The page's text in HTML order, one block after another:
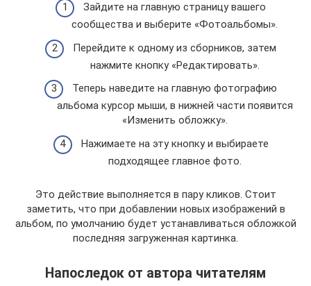
Зайдите на главную страницу вашего
сообщества и выберите «Фотоальбомы».
Перейдите к одному из сборников, затем
нажмите кнопку «Редактировать».
Теперь наведите на главную фотографию
альбома курсор мыши, в нижней части появится
«Изменить обложку».
Нажимаете на эту кнопку и выбираете
подходящее главное фото.
Это действие выполняется в пару кликов. Стоит
заметить, что при добавлении новых изображений в
альбом, по умолчанию будет устанавливаться обложкой
последняя загруженная картинка.
Напоследок от автора читателям